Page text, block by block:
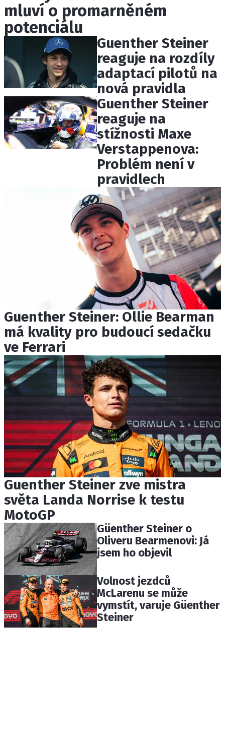
ETICKÝ KODEX
VYDAVATEL
OSOBNÍ ÚDAJE / COOKIES
Provozovatelem serveru F1NEWS.cz je
INCORP MEDIA GROUP s.r.o., IČ: 118 23 054
mluví o promarněném
potenciálu
Guenther Steiner
reaguje na rozdíly
adaptací pilotů na
nová pravidla
Guenther Steiner
reaguje na
stížnosti Maxe
Verstappenova:
Problém není v
pravidlech
Guenther Steiner: Ollie Bearman
má kvality pro budoucí sedačku
ve Ferrari
Guenther Steiner zve mistra
světa Landa Norrise k testu
MotoGP
Güenther Steiner o
Oliveru Bearmenovi: Já
jsem ho objevil
Volnost jezdců
McLarenu se může
vymstít, varuje Güenther
Steiner